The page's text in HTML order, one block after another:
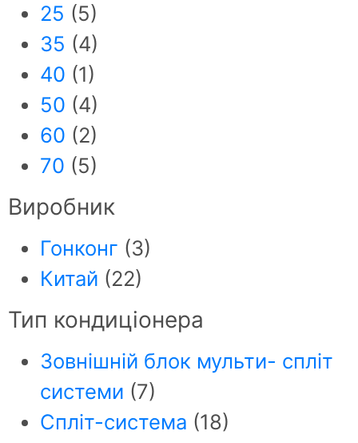
25 (5)
35 (4)
40 (1)
50 (4)
60 (2)
70 (5)
Виробник
Гонконг (3)
Китай (22)
Тип кондиціонера
Зовнішній блок мульти- спліт
системи (7)
Спліт-система (18)